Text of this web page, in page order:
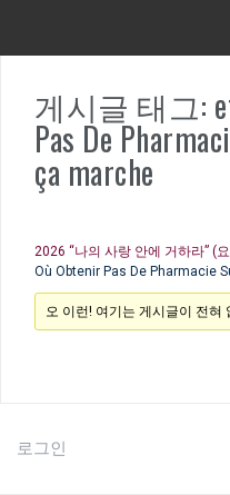
게시글 태그:
Pas De
ça marche
2026 “나의 사랑 안에 거하라” (
Où Obtenir Pas De Pharmacie
오 이런! 여기는 게시글이 전혀
로그인